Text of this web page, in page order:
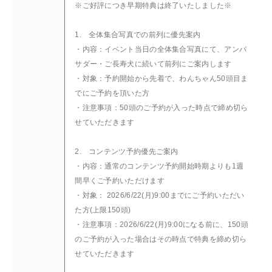
※ご好評につき早期特典は終了いたしました※
1. 全体集合写真での前列に優先案内
・内容：イベント当日の全体集合写真にて、アンバ
サダー・ご長寿犬に続いて前列にご案内します
・対象：予約開始から先着で、わんちゃん50頭目ま
でにご予約を頂いた方
・注意事項：50頭のご予約が入った時点で締め切ら
せていただきます
2. コンテンツ予約優先ご案内
・内容：通常のコンテンツ予約開始時期よりも1週
間早くご予約いただけます
・対象： 2026/6/22(月)9:00までにご予約いただい
た方(上限150頭)
・注意事項：2026/6/22(月)9:00になる前に、150頭
のご予約が入った場合はその時点で特典を締め切ら
せていただきます